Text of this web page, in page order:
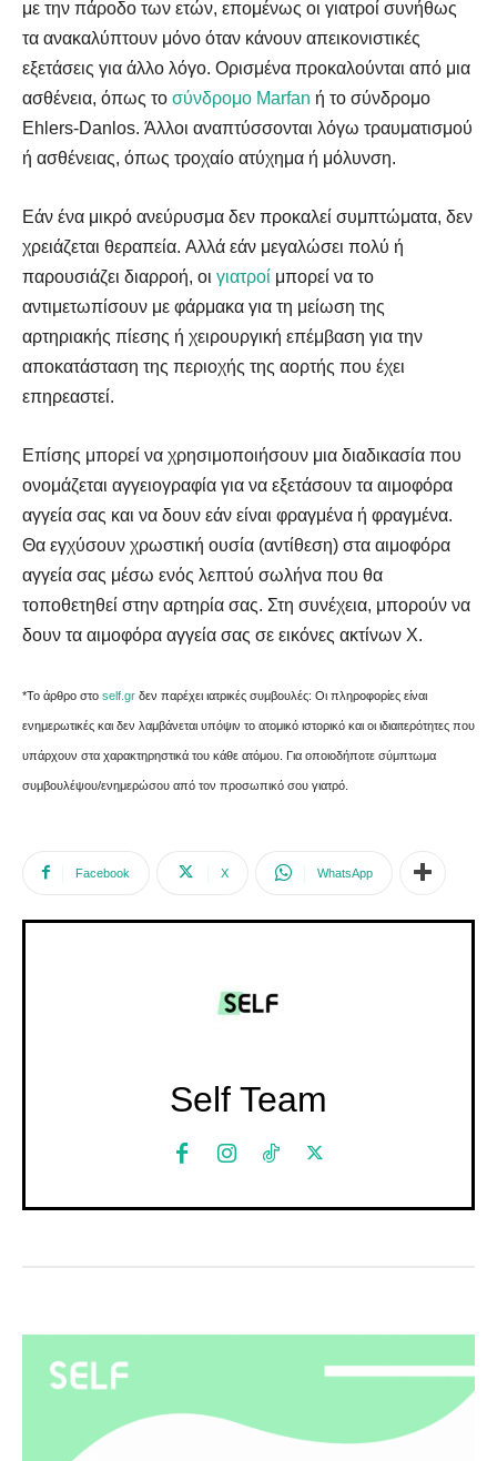
Αναζήτηση
Αναζήτηση
με την πάροδο των ετών, επομένως οι γιατροί συνήθως
τα ανακαλύπτουν μόνο όταν κάνουν απεικονιστικές
εξετάσεις για άλλο λόγο. Ορισμένα προκαλούνται από μια
ασθένεια, όπως το σύνδρομο Marfan ή το σύνδρομο
Ehlers-Danlos. Άλλοι αναπτύσσονται λόγω τραυματισμού
ή ασθένειας, όπως τροχαίο ατύχημα ή μόλυνση.
Εάν ένα μικρό ανεύρυσμα δεν προκαλεί συμπτώματα, δεν
χρειάζεται θεραπεία. Αλλά εάν μεγαλώσει πολύ ή
παρουσιάζει διαρροή, οι γιατροί μπορεί να το
αντιμετωπίσουν με φάρμακα για τη μείωση της
αρτηριακής πίεσης ή χειρουργική επέμβαση για την
αποκατάσταση της περιοχής της αορτής που έχει
επηρεαστεί.
Επίσης μπορεί να χρησιμοποιήσουν μια διαδικασία που
ονομάζεται αγγειογραφία για να εξετάσουν τα αιμοφόρα
αγγεία σας και να δουν εάν είναι φραγμένα ή φραγμένα.
Θα εγχύσουν χρωστική ουσία (αντίθεση) στα αιμοφόρα
αγγεία σας μέσω ενός λεπτού σωλήνα που θα
τοποθετηθεί στην αρτηρία σας. Στη συνέχεια, μπορούν να
δουν τα αιμοφόρα αγγεία σας σε εικόνες ακτίνων Χ.
*Το άρθρο στο self.gr δεν παρέχει ιατρικές συμβουλές: Οι πληροφορίες είναι
ενημερωτικές και δεν λαμβάνεται υπόψιν το ατομικό ιστορικό και οι ιδιαιτερότητες που
υπάρχουν στα χαρακτηρηστικά του κάθε ατόμου. Για οποιοδήποτε σύμπτωμα
συμβουλέψου/ενημερώσου από τον προσωπικό σου γιατρό.
Facebook X WhatsApp
Self Team